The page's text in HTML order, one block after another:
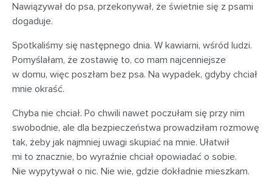
Nawiązywał do psa, przekonywał, że świetnie się z psami
dogaduje.
Spotkaliśmy się następnego dnia. W kawiarni, wśród ludzi.
Pomyślałam, że zostawię to, co mam najcenniejsze
w domu, więc poszłam bez psa. Na wypadek, gdyby chciał
mnie okraść.
Chyba nie chciał. Po chwili nawet poczułam się przy nim
swobodnie, ale dla bezpieczeństwa prowadziłam rozmowę
tak, żeby jak najmniej uwagi skupiać na mnie. Ułatwił
mi to znacznie, bo wyraźnie chciał opowiadać o sobie.
Nie wypytywał o nic. Nie wie, gdzie dokładnie mieszkam.